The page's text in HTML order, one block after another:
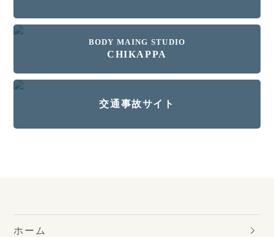
BODY MAING STUDIO
CHIKAPPA
交通事故サイト
ホーム